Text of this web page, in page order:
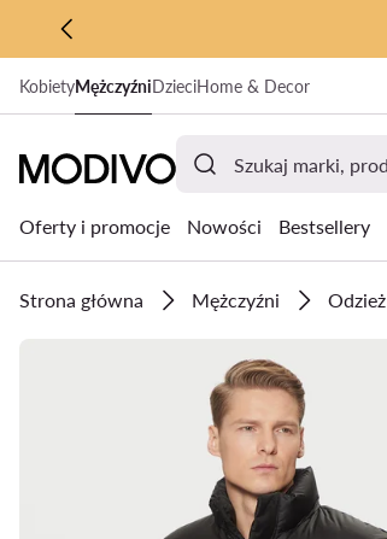
PRZEJDŹ DO GŁÓWNEJ ZAWARTOŚCI
PRZEJDŹ DO WYSZUKIWANIA
KobietyMężczyźniDzieciHome & Decor
Oferty i promocje Nowości Bestsellery
Strona główna Mężczyźni Odzież